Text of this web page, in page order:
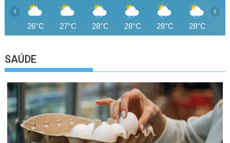
26°C 27°C 28°C 28°C 28°C 28°C
‹ ›
SAÚDE